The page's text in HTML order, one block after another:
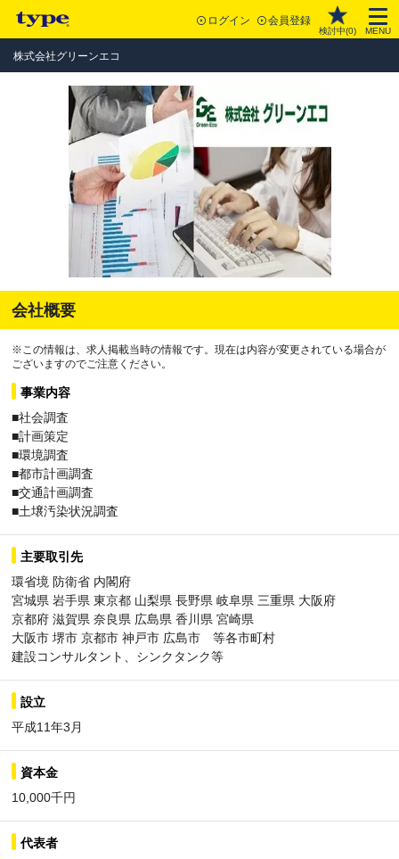
ログイン 会員登録
検討中(0) MENU
株式会社グリーンエコ
会社概要
※この情報は、求人掲載当時の情報です。現在は内容が変更されている場合が
ございますのでご注意ください。
事業内容
■社会調査
■計画策定
■環境調査
■都市計画調査
■交通計画調査
■土壌汚染状況調査
主要取引先
環省境 防衛省 内閣府
宮城県 岩手県 東京都 山梨県 長野県 岐阜県 三重県 大阪府
京都府 滋賀県 奈良県 広島県 香川県 宮崎県
大阪市 堺市 京都市 神戸市 広島市 等各市町村
建設コンサルタント、シンクタンク等
設立
平成11年3月
資本金
10,000千円
代表者